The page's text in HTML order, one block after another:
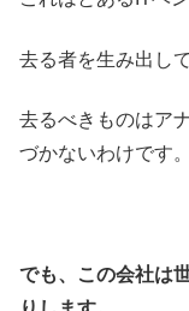
去る者を生み出し
去るべきものはア
づかないわけです。
でも、この会社は